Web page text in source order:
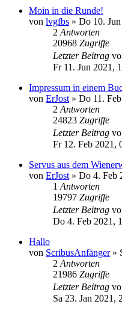
Moin in die Runde!
von lvgfbs » Do 10.
2 Antworten
20968 Zugriffe
Letzter Beitrag
Fr 11. Jun 2021,
Impressum in einem
von ErJost » Do 11.
2 Antworten
24823 Zugriffe
Letzter Beitrag
Fr 12. Feb 2021,
Servus aus dem
von ErJost » Do 4. Feb
1 Antworten
19797 Zugriffe
Letzter Beitrag
Do 4. Feb 2021,
Hallo
von ScribusAnfänger»
2 Antworten
21986 Zugriffe
Letzter Beitrag
Sa 23. Jan 2021,